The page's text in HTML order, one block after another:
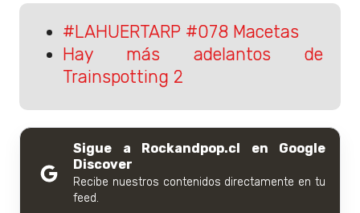
#LAHUERTARP #078 Macetas
Hay más adelantos de
Trainspotting 2
Sigue a Rockandpop.cl en Google
Discover
Recibe nuestros contenidos directamente en tu
feed.